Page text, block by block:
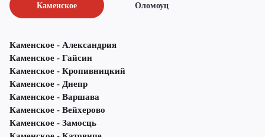
Каменское Оломоуц
Каменское - Александрия
Каменское - Гайсин
Каменское - Кропивницкий
Каменское - Днепр
Каменское - Варшава
Каменское - Вейхерово
Каменское - Замосць